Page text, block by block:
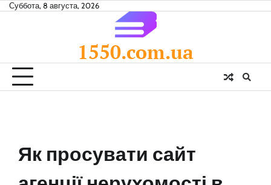
SkipСуббота, 8 августа, 2026
1550.com.ua
Як просувати сайт